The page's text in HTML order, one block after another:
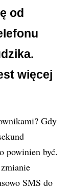
od
więcej
Gdy
powinien być.
SMS do